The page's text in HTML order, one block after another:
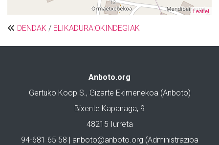
Leaflet
DENDAK / ELIKADURA:OKINDEGIAK
Anboto.org
Gertuko Koop S., Gizarte Ekimenekoa (Anboto)
Bixente Kapanaga, 9
48215 Iurreta
94-681 65 58 | anboto@anboto.org (Administrazioa